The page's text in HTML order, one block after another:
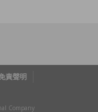
責聲明
Company